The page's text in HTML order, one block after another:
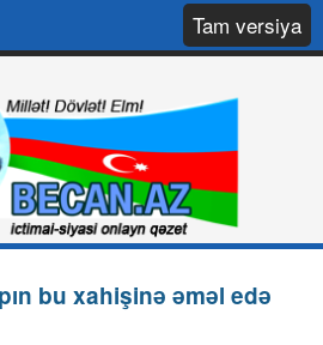
Tam versiya
bu xahişinə əməl edə